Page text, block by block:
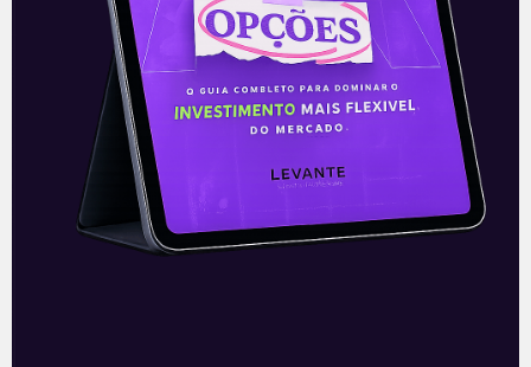
As notícias são negativas para a Bolsa em um
cenário de volatilidade.
—
Este conteúdo faz parte da nossa
Newsletter‘E Eu Com Isso’.